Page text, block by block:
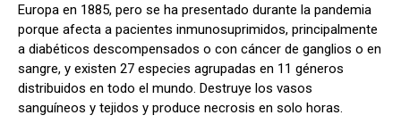
Europa en 1885, pero se ha presentado durante la pandemia
porque afecta a pacientes inmunosuprimidos, principalmente
a diabéticos descompensados o con cáncer de ganglios o en
sangre, y existen 27 especies agrupadas en 11 géneros
distribuidos en todo el mundo. Destruye los vasos
sanguíneos y tejidos y produce necrosis en solo horas.